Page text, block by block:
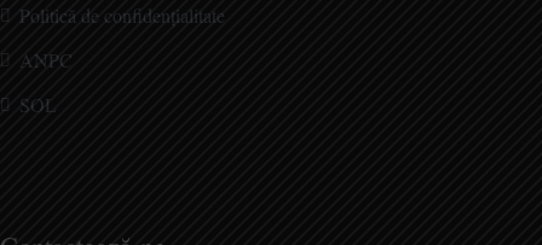
Politică de confidențialitate
ANPC
SOL